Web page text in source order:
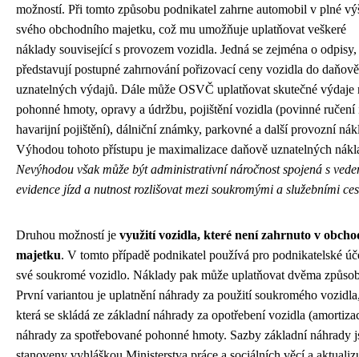
možností. Při tomto způsobu podnikatel zahrne automobil v plné
svého obchodního majetku, což mu umožňuje uplatňovat veškeré
náklady související s provozem vozidla. Jedná se zejména o odpisy,
představují postupné zahrnování pořizovací ceny vozidla do daňově
uznatelných výdajů. Dále může OSVČ uplatňovat skutečné výdaje
pohonné hmoty, opravy a údržbu, pojištění vozidla (povinné ručení
havarijní pojištění), dálniční známky, parkovné a další provozní
Výhodou tohoto přístupu je maximalizace daňově uznatelných
Nevýhodou však může být administrativní náročnost spojená s
evidence jízd a nutnost rozlišovat mezi soukromými a služebními
Druhou možností je využití vozidla, které není zahrnuto v
majetku. V tomto případě podnikatel používá pro podnikatelské
své soukromé vozidlo. Náklady pak může uplatňovat dvěma
První variantou je uplatnění náhrady za použití soukromého
která se skládá ze základní náhrady za opotřebení vozidla
náhrady za spotřebované pohonné hmoty. Sazby základní náhrady